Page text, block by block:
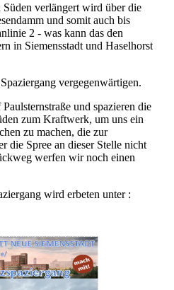
Süden verlängert wird über die
und somit auch bis
2 - was kann das den
in Siemensstadt und Haselhorst
vergegenwärtigen.
und spazieren die
zum Kraftwerk, um uns ein
zu machen, die zur
die Spree an dieser Stelle nicht
werfen wir noch einen
wird erbeten unter :